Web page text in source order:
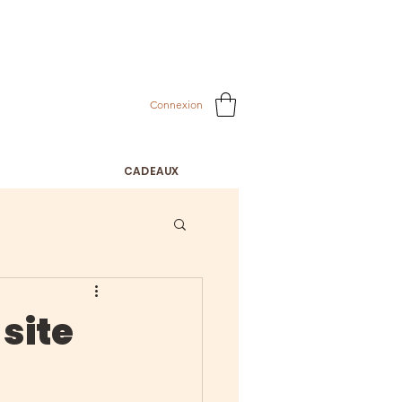
Connexion
CADEAUX